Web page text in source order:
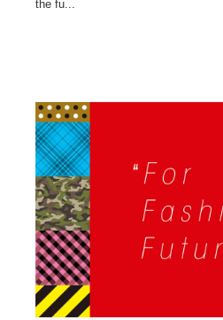
the fu...